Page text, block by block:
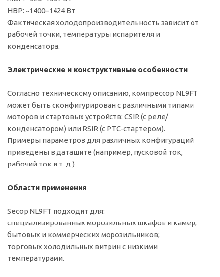
HBP: ~1400–1424 Вт
Фактическая холодопроизводительность зависит от
рабочей точки, температуры испарителя и
конденсатора.
Электрические и конструктивные особенности
Согласно техническому описанию, компрессор NL9FT
может быть сконфигурирован с различными типами
моторов и стартовых устройств: CSIR (с реле/
конденсатором) или RSIR (с PTC‑стартером).
Примеры параметров для различных конфигураций
приведены в даташите (например, пусковой ток,
рабочий ток и т. д.).
Области применения
Secop NL9FT подходит для:
специализированных морозильных шкафов и камер;
бытовых и коммерческих морозильников;
торговых холодильных витрин с низкими
температурами.